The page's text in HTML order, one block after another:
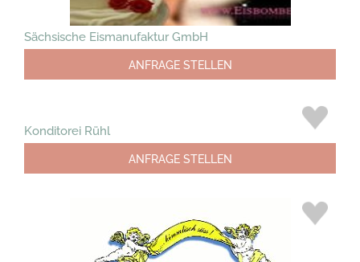
Sächsische Eismanufaktur GmbH
ANFRAGE STELLEN
Konditorei Rühl
ANFRAGE STELLEN